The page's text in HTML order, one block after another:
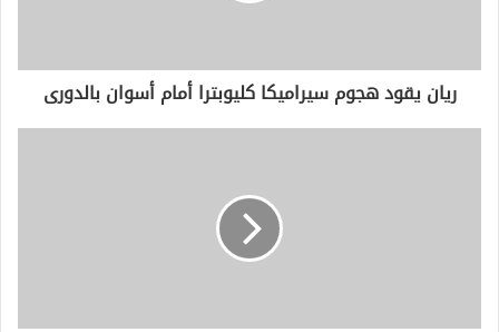
ر
ي
ريان يقود هجوم سيراميكا كليوبترا أمام أسوان بالدورى